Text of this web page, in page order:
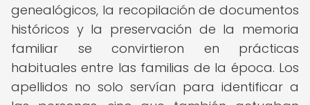
genealógicos, la recopilación de documentos
históricos y la preservación de la memoria
familiar se convirtieron en prácticas
habituales entre las familias de la época. Los
apellidos no solo servían para identificar a